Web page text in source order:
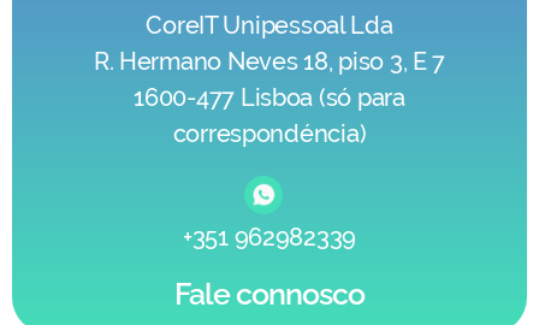
CoreIT Unipessoal Lda
R. Hermano Neves 18, piso 3, E 7
1600-477 Lisboa (só para
correspondéncia)
+351 962982339
Fale connosco